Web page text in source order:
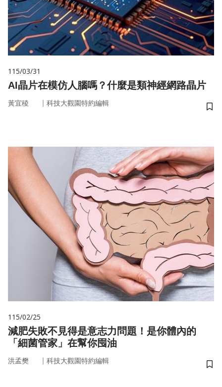
115/03/31
AI晶片在模仿人腦嗎？什麼是類神經網路晶片
黃宜稜 ｜ 科技大觀園特約編輯
儲
115/02/25
減肥失敗不見得是意志力問題！是你體內的
「細菌管家」在幫你囤油
洪孟樊 ｜ 科技大觀園特約編輯
儲